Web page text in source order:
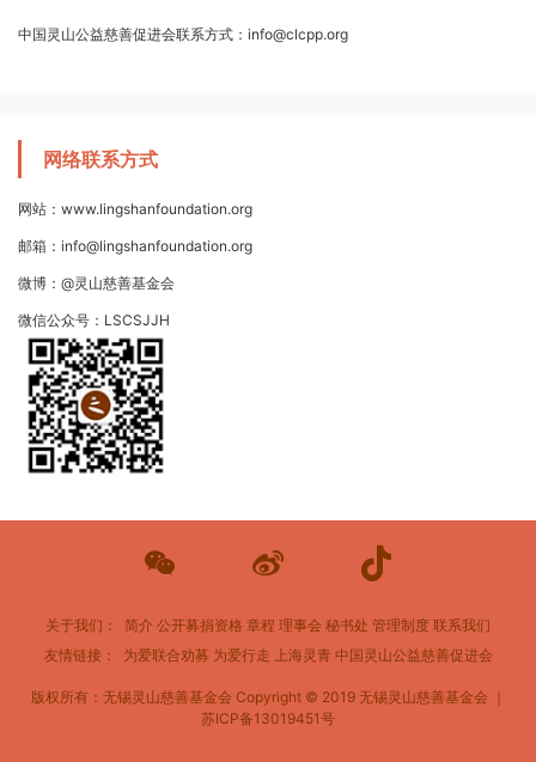
中国灵山公益慈善促进会联系方式：info@clcpp.org
网络联系方式
网站：www.lingshanfoundation.org
邮箱：info@lingshanfoundation.org
微博：@灵山慈善基金会
微信公众号：LSCSJJH
关于我们： 简介 公开募捐资格 章程 理事会 秘书处 管理制度 联系我们
友情链接： 为爱联合劝募 为爱行走 上海灵青 中国灵山公益慈善促进会
版权所有：无锡灵山慈善基金会 Copyright © 2019 无锡灵山慈善基金会 ｜
苏ICP备13019451号